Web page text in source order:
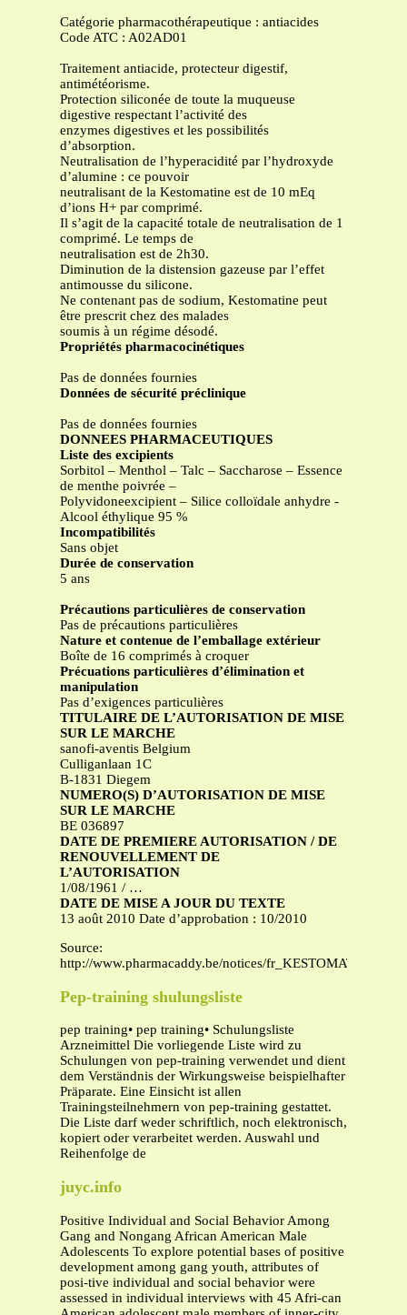
Catégorie pharmacothérapeutique : antiacides
Code ATC : A02AD01
Traitement antiacide, protecteur digestif,
antimétéorisme.
Protection siliconée de toute la muqueuse
digestive respectant l’activité des
enzymes digestives et les possibilités
d’absorption.
Neutralisation de l’hyperacidité par l’hydroxyde
d’alumine : ce pouvoir
neutralisant de la Kestomatine est de 10 mEq
d’ions H+ par comprimé.
Il s’agit de la capacité totale de neutralisation de 1
comprimé. Le temps de
neutralisation est de 2h30.
Diminution de la distension gazeuse par l’effet
antimousse du silicone.
Ne contenant pas de sodium, Kestomatine peut
être prescrit chez des malades
soumis à un régime désodé.
Propriétés pharmacocinétiques
Pas de données fournies
Données de sécurité préclinique
Pas de données fournies
DONNEES PHARMACEUTIQUES
Liste des excipients
Sorbitol – Menthol – Talc – Saccharose – Essence
de menthe poivrée –
Polyvidoneexcipient – Silice colloïdale anhydre -
Alcool éthylique 95 %
Incompatibilités
Sans objet
Durée de conservation
5 ans
Précautions particulières de conservation
Pas de précautions particulières
Nature et contenue de l’emballage extérieur
Boîte de 16 comprimés à croquer
Précuations particulières d’élimination et
manipulation
Pas d’exigences particulières
TITULAIRE DE L’AUTORISATION DE MISE
SUR LE MARCHE
sanofi-aventis Belgium
Culliganlaan 1C
B-1831 Diegem
NUMERO(S) D’AUTORISATION DE MISE
SUR LE MARCHE
BE 036897
DATE DE PREMIERE AUTORISATION / DE
RENOUVELLEMENT DE
L’AUTORISATION
1/08/1961 / …
DATE DE MISE A JOUR DU TEXTE
13 août 2010 Date d’approbation : 10/2010
Source:
http://www.pharmacaddy.be/notices/
Pep-training shulungsliste
pep training• pep training• Schulungsliste
Arzneimittel Die vorliegende Liste wird zu
Schulungen von pep-training verwendet und dient
dem Verständnis der Wirkungsweise beispielhafter
Präparate. Eine Einsicht ist allen
Trainingsteilnehmern von pep-training gestattet.
Die Liste darf weder schriftlich, noch elektronisch,
kopiert oder verarbeitet werden. Auswahl und
Reihenfolge de
juyc.info
Positive Individual and Social Behavior Among
Gang and Nongang African American Male
Adolescents To explore potential bases of positive
development among gang youth, attributes of
posi-tive individual and social behavior were
assessed in individual interviews with 45 Afri-can